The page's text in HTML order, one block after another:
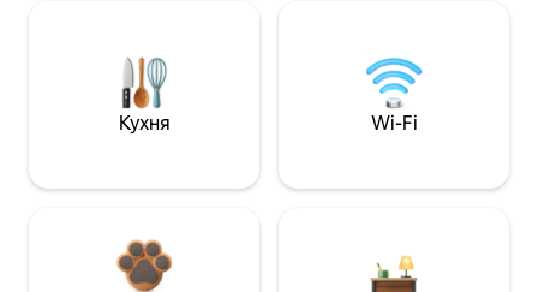
Кухня Wi-Fi